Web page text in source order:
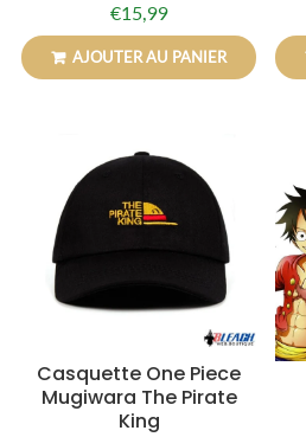
Prix
régulier
€15,99€15,99
AJOUTER AU PANIER
Casquette One Piece
Mugiwara The Pirate
King